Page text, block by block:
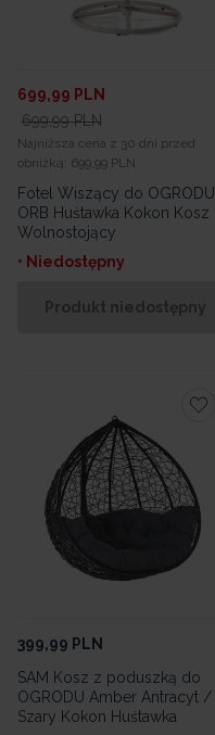
699,99 PLN
699,99 PLN
Najniższa cena z 30 dni przed
obniżką: 699,99 PLN
Fotel Wiszący do OGRODU
ORB Huśtawka Kokon Kosz
Wolnostojący
• Niedostępny
Produkt niedostępny
399,99 PLN
SAM Kosz z poduszką do
OGRODU Amber Antracyt /
Szary Kokon Huśtawka